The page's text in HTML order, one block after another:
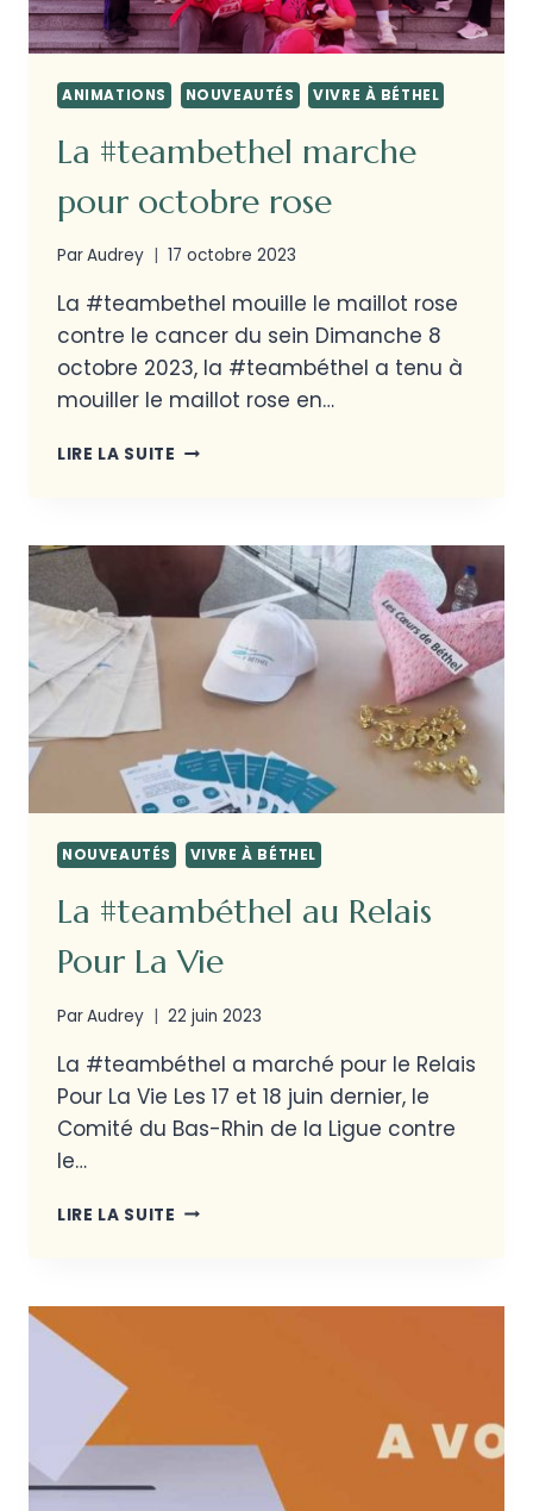
ANIMATIONS NOUVEAUTÉS VIVRE À BÉTHEL
La #teambethel marche
pour octobre rose
ParAudrey 17 octobre 2023
La #teambethel mouille le maillot rose
contre le cancer du sein Dimanche 8
octobre 2023, la #teambéthel a tenu à
mouiller le maillot rose en…
LIRE LA SUITE
NOUVEAUTÉS VIVRE À BÉTHEL
La #teambéthel au Relais
Pour La Vie
ParAudrey 22 juin 2023
La #teambéthel a marché pour le Relais
Pour La Vie Les 17 et 18 juin dernier, le
Comité du Bas-Rhin de la Ligue contre
le…
LIRE LA SUITE